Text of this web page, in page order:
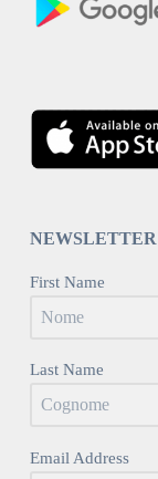
NEWSLETTER
First Name
Last Name
Email Address